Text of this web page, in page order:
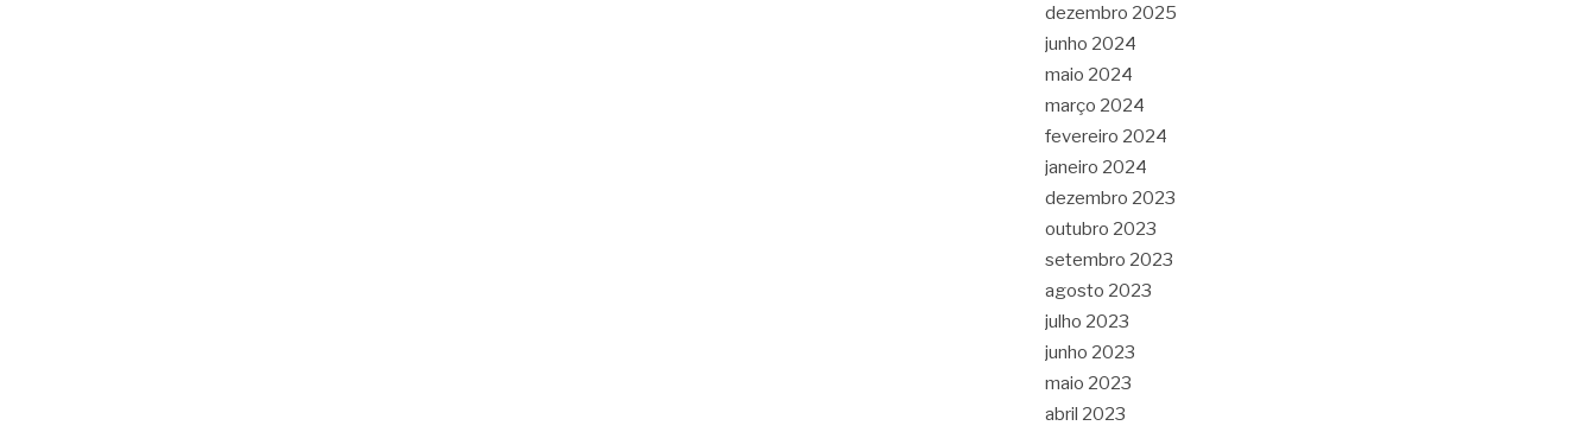
dezembro 2025
junho 2024
maio 2024
março 2024
fevereiro 2024
janeiro 2024
dezembro 2023
outubro 2023
setembro 2023
agosto 2023
julho 2023
junho 2023
maio 2023
abril 2023